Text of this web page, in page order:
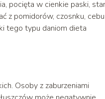
pocięta w cienkie paski,
z pomidorów, czosnku,
tego typu daniom dieta
Osoby z zaburzeniami